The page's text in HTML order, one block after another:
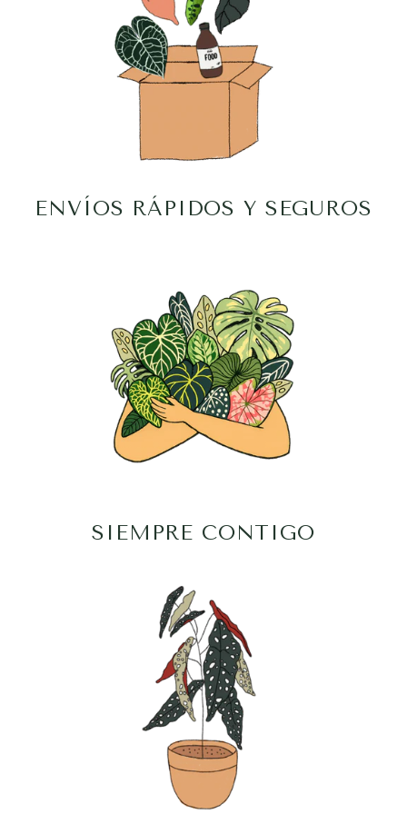
ENVÍOS RÁPIDOS Y SEGUROS
SIEMPRE CONTIGO